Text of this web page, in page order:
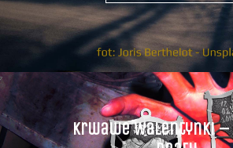
Krwawe Walentynki –